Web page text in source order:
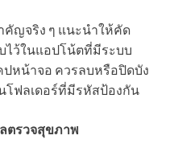
คัญจริง ๆ แนะนำให้คัด
ไว้ในแอปโน้ตที่มีระบบ
หน้าจอ ควรลบหรือปิดบัง
โฟลเดอร์ที่มีรหัสป้องกัน
ตรวจสุขภาพ